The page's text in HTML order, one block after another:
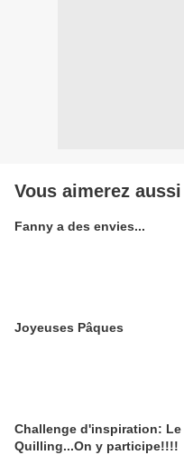
Vous aimerez aussi
Fanny a des envies...
Joyeuses Pâques
Challenge d'inspiration: Le
Quilling...On y participe!!!!